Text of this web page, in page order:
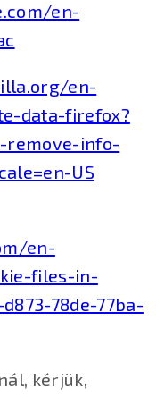
en-
en-
data-firefox?
remove-info-
US
en-
files-in-
78de-77ba-
kérjük,